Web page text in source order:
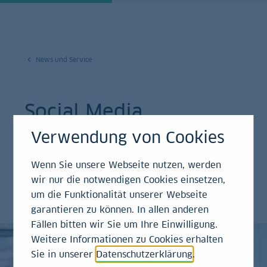
News und Service
Social Media
Auf unseren Social-Media-Kanälen finden Sie
brandaktuelle Inhalte, Einschätzungen unserer
Expertinnen und Experten sowie alle News
rund um die LBBW.
Verwendung von Cookies
Wenn Sie unsere Webseite nutzen, werden
wir nur die notwendigen Cookies einsetzen,
um die Funktionalität unserer Webseite
garantieren zu können. In allen anderen
Fällen bitten wir Sie um Ihre Einwilligung.
Weitere Informationen zu Cookies erhalten
Sie in unserer Datenschutzerklärung